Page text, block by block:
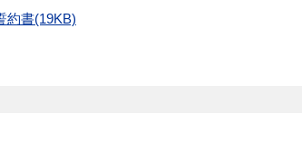
約書(19KB)